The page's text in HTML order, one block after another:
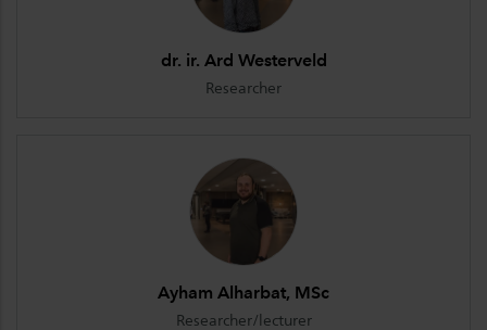
dr. ir. Ard Westerveld
Researcher
Ayham Alharbat, MSc
Researcher/lecturer